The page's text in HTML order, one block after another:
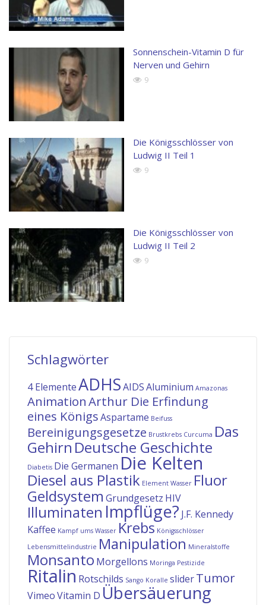
Sonnenschein-Vitamin D für
Nerven und Gehirn
9
Die Königsschlösser von
Ludwig II Teil 1
9
Die Königsschlösser von
Ludwig II Teil 2
9
Schlagwörter
4 ElementeADHSAIDSAluminium Amazonas
AnimationArthur Die Erfindung
eines KönigsAspartame Beifuss
Bereinigungsgesetze Brustkrebs Curcuma Das
Gehirn Deutsche Geschichte
Diabetis Die Germanen Die Kelten
Diesel aus Plastik Element Wasser Fluor
Geldsystem Grundgesetz HIV
Illuminaten Impflüge? J.F. Kennedy
Kaffee Kampf ums Wasser Krebs Königsschlösser
Lebensmittelindustrie Manipulation Mineralstoffe
Monsanto Morgellons Moringa Pestizide
Ritalin Rotschilds Sango Koralle sliderTumor
VimeoVitamin D Übersäuerung